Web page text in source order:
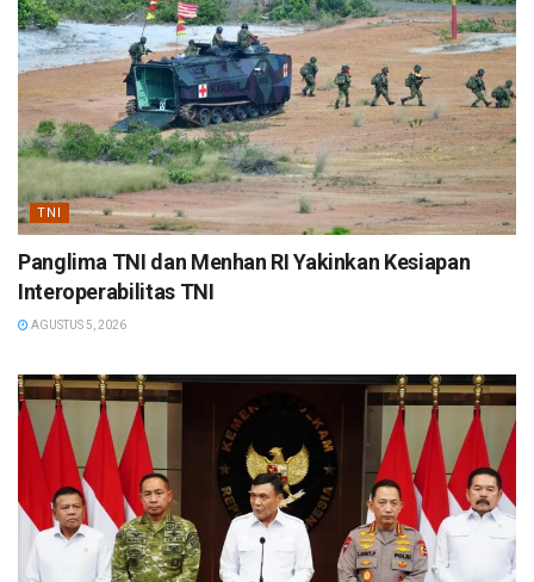
TNI
Panglima TNI dan Menhan RI Yakinkan Kesiapan
Interoperabilitas TNI
AGUSTUS 5, 2026